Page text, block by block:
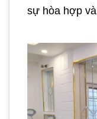
sự hòa hợp